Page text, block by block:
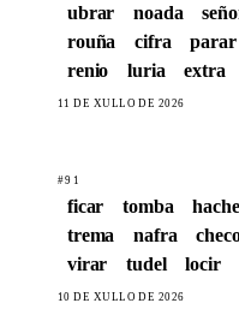
ubrar noada
rouña
cifra parar
renio
luria extra
11 DE XULLO DE 2026
#91
ficar tomba hache
trema
nafra
virar
tudel locir
10 DE XULLO DE 2026